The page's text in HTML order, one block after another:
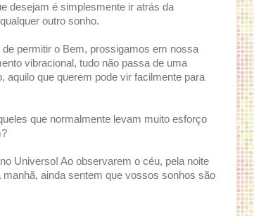
desejam é simplesmente ir atrás da
outro sonho.
permitir o Bem, prossigamos em nossa
vibracional, tudo não passa de uma
que querem pode vir facilmente para
que normalmente levam muito esforço
Universo! Ao observarem o céu, pela noite
ainda sentem que vossos sonhos são